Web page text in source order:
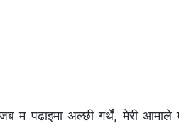
म पढाइमा अल्छी गर्थेँ, मेरी